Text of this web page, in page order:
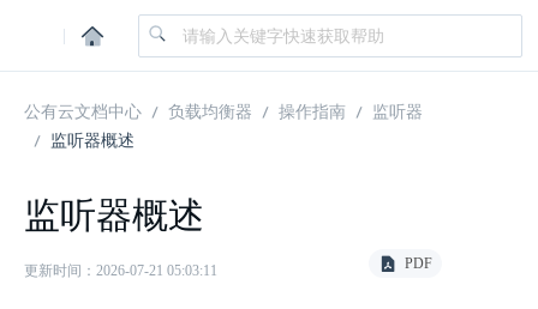
|
公有云文档中心 负载均衡器 操作指南
监听器
监听器概述
监听器概述
更新时间：2026-07-21 05:03:11 PDF